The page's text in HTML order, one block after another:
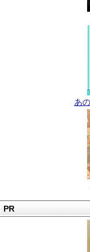
あ
PR